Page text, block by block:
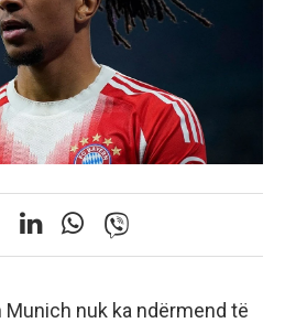
Munich nuk ka ndërmend të